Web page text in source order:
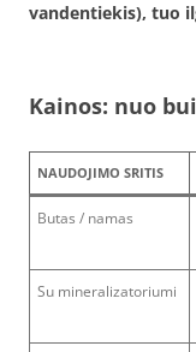
vandentiekis), tuo
Kainos: nuo
NAUDOJIMO SRITIS
Butas / namas
Su mineralizatoriumi